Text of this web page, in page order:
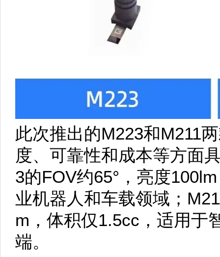
此次推出的M223和M211
度、可靠性和成本等方面
3的FOV约65°，亮度
业机器人和车载领域；
m，体积仅1.5cc，适用于
端。